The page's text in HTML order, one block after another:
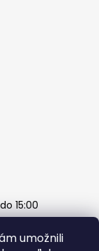
umožnili
15:00